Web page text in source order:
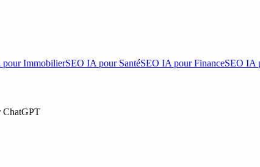
pour ImmobilierSEO IA pour SantéSEO IA pour FinanceSEO IA
ChatGPT